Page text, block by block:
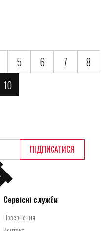
5 6 7
8
10
Сервісні служби
Повернення
ПІДПИСАТИСЯ